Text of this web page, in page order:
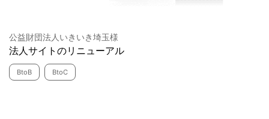
公益財団法人いきいき埼玉様
法人サイトのリニューアル
BtoB BtoC